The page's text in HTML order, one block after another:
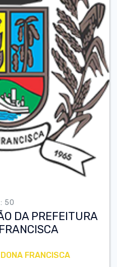
50
DA PREFEITURA
FRANCISCA